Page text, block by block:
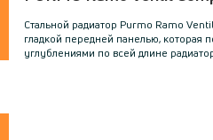
Стальной радиатор Purmo Ramo
гладкой передней панелью, которая
углублениями по всей длине